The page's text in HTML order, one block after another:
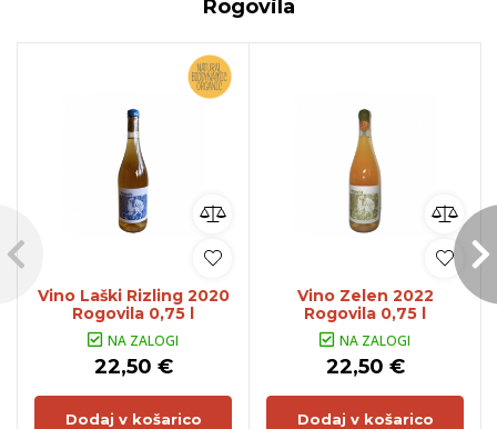
Rogovila
Vino Laški Rizling 2020
Rogovila 0,75 l
NA ZALOGI
22,50 €
Dodaj v košarico
Vino Zelen 2022
Rogovila 0,75 l
NA ZALOGI
22,50 €
Dodaj v košarico